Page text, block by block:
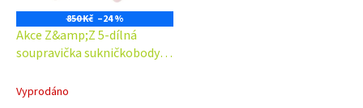
850 Kč –24 %
Akce Z&amp;Z 5-dílná
soupravička sukničkobody,
botičky - růžová
Vyprodáno